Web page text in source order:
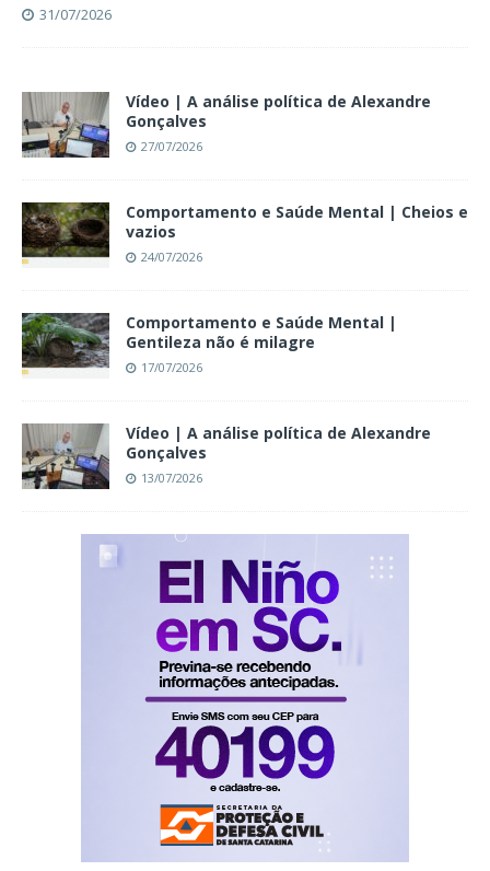
31/07/2026
Vídeo | A análise política de Alexandre
Gonçalves
27/07/2026
Comportamento e Saúde Mental | Cheios e
vazios
24/07/2026
Comportamento e Saúde Mental |
Gentileza não é milagre
17/07/2026
Vídeo | A análise política de Alexandre
Gonçalves
13/07/2026